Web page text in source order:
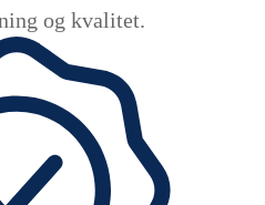
og kvalitet.